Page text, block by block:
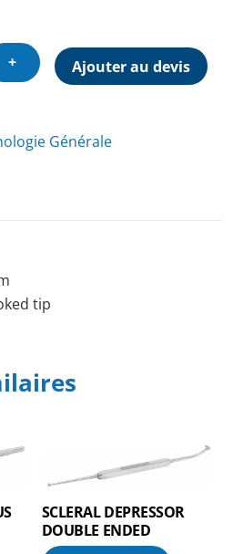
+ Ajouter au devis
Générale
tip
SCLERAL DEPRESSOR
DOUBLE ENDED